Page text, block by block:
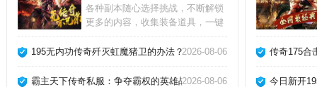
各种副本随心选择挑战，不断解锁
更多的内容，收集装备道具，一键
都有进阶升级的机制，玩家可以通
能。平民玩家也有极佳游戏体验，
195无内功传奇歼灭虹魔猪卫的办法？2026-08-06
霸主天下传奇私服：争夺霸权的英雄战役！2026-08-06
传奇175合
今日新开